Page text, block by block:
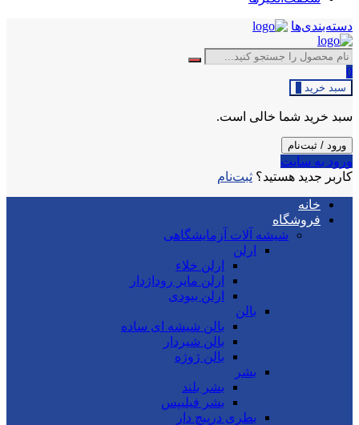
دسته‌بندی‌ها
0
سبد خرید
سبد خرید شما خالی است.
ورود / ثبت‌نام
ورود به سایت
کاربر جدید هستید؟ ثبت‌نام
خانه
فروشگاه
شیشه آلات آزمایشگاهی
ارلن
ارلن خلاء
ارلن مایر روداژدار
ارلن بیودی
بالن
بالن شیشه ای ساده
بالن شیردار
بالن ژوژه
بشر
بشر بلند
بشر فیلیپس
بطری درپیچ دار